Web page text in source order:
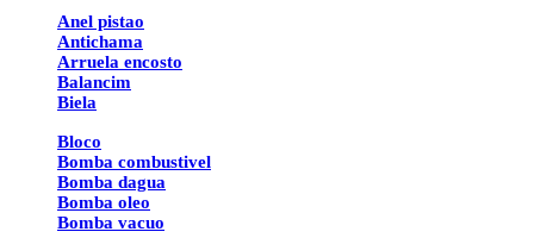
Anel pistao
Antichama
Arruela encosto
Balancim
Biela
Bloco
Bomba combustivel
Bomba dagua
Bomba oleo
Bomba vacuo